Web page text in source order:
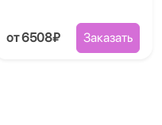
от 6508₽ Заказать